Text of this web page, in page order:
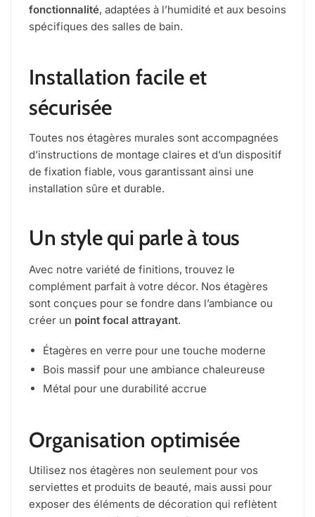
fonctionnalité, adaptées à l’humidité et aux besoins
spécifiques des salles de bain.
Installation facile et
sécurisée
Toutes nos étagères murales sont accompagnées
d’instructions de montage claires et d’un dispositif
de fixation fiable, vous garantissant ainsi une
installation sûre et durable.
Un style qui parle à tous
Avec notre variété de finitions, trouvez le
complément parfait à votre décor. Nos étagères
sont conçues pour se fondre dans l’ambiance ou
créer un point focal attrayant.
Étagères en verre pour une touche moderne
Bois massif pour une ambiance chaleureuse
Métal pour une durabilité accrue
Organisation optimisée
Utilisez nos étagères non seulement pour vos
serviettes et produits de beauté, mais aussi pour
exposer des éléments de décoration qui reflètent